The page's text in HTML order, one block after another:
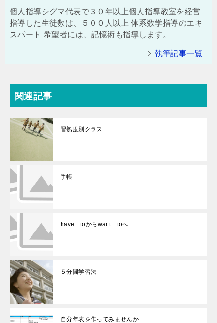
個人指導シグマ代表で３０年以上個人指導教室を経営
指導した生徒数は、５００人以上 体系数学指導のエキ
スパート 希望者には、記憶術も指導します。
執筆記事一覧
関連記事
習熟度別クラス
手帳
have toからwant toへ
５分間学習法
自分年表を作ってみませんか